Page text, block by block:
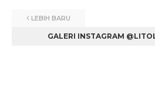
LEBIH BARU
GALERI INSTAGRAM